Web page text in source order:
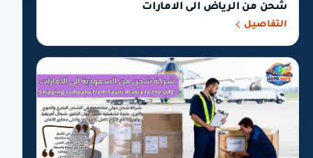
شحن من الرياض الى الامارات
التفاصيل